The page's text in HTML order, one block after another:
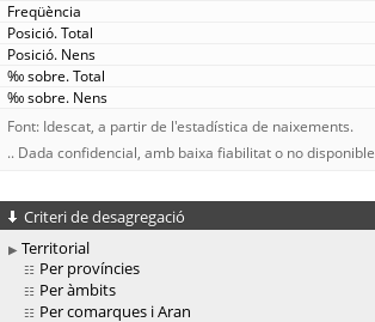
Font: Idescat, a partir de l'estadística de naixements.
.. Dada confidencial, amb baixa fiabilitat o no disponible
Criteri de desagregació
Territorial
Per províncies
Per àmbits
Per comarques i Aran